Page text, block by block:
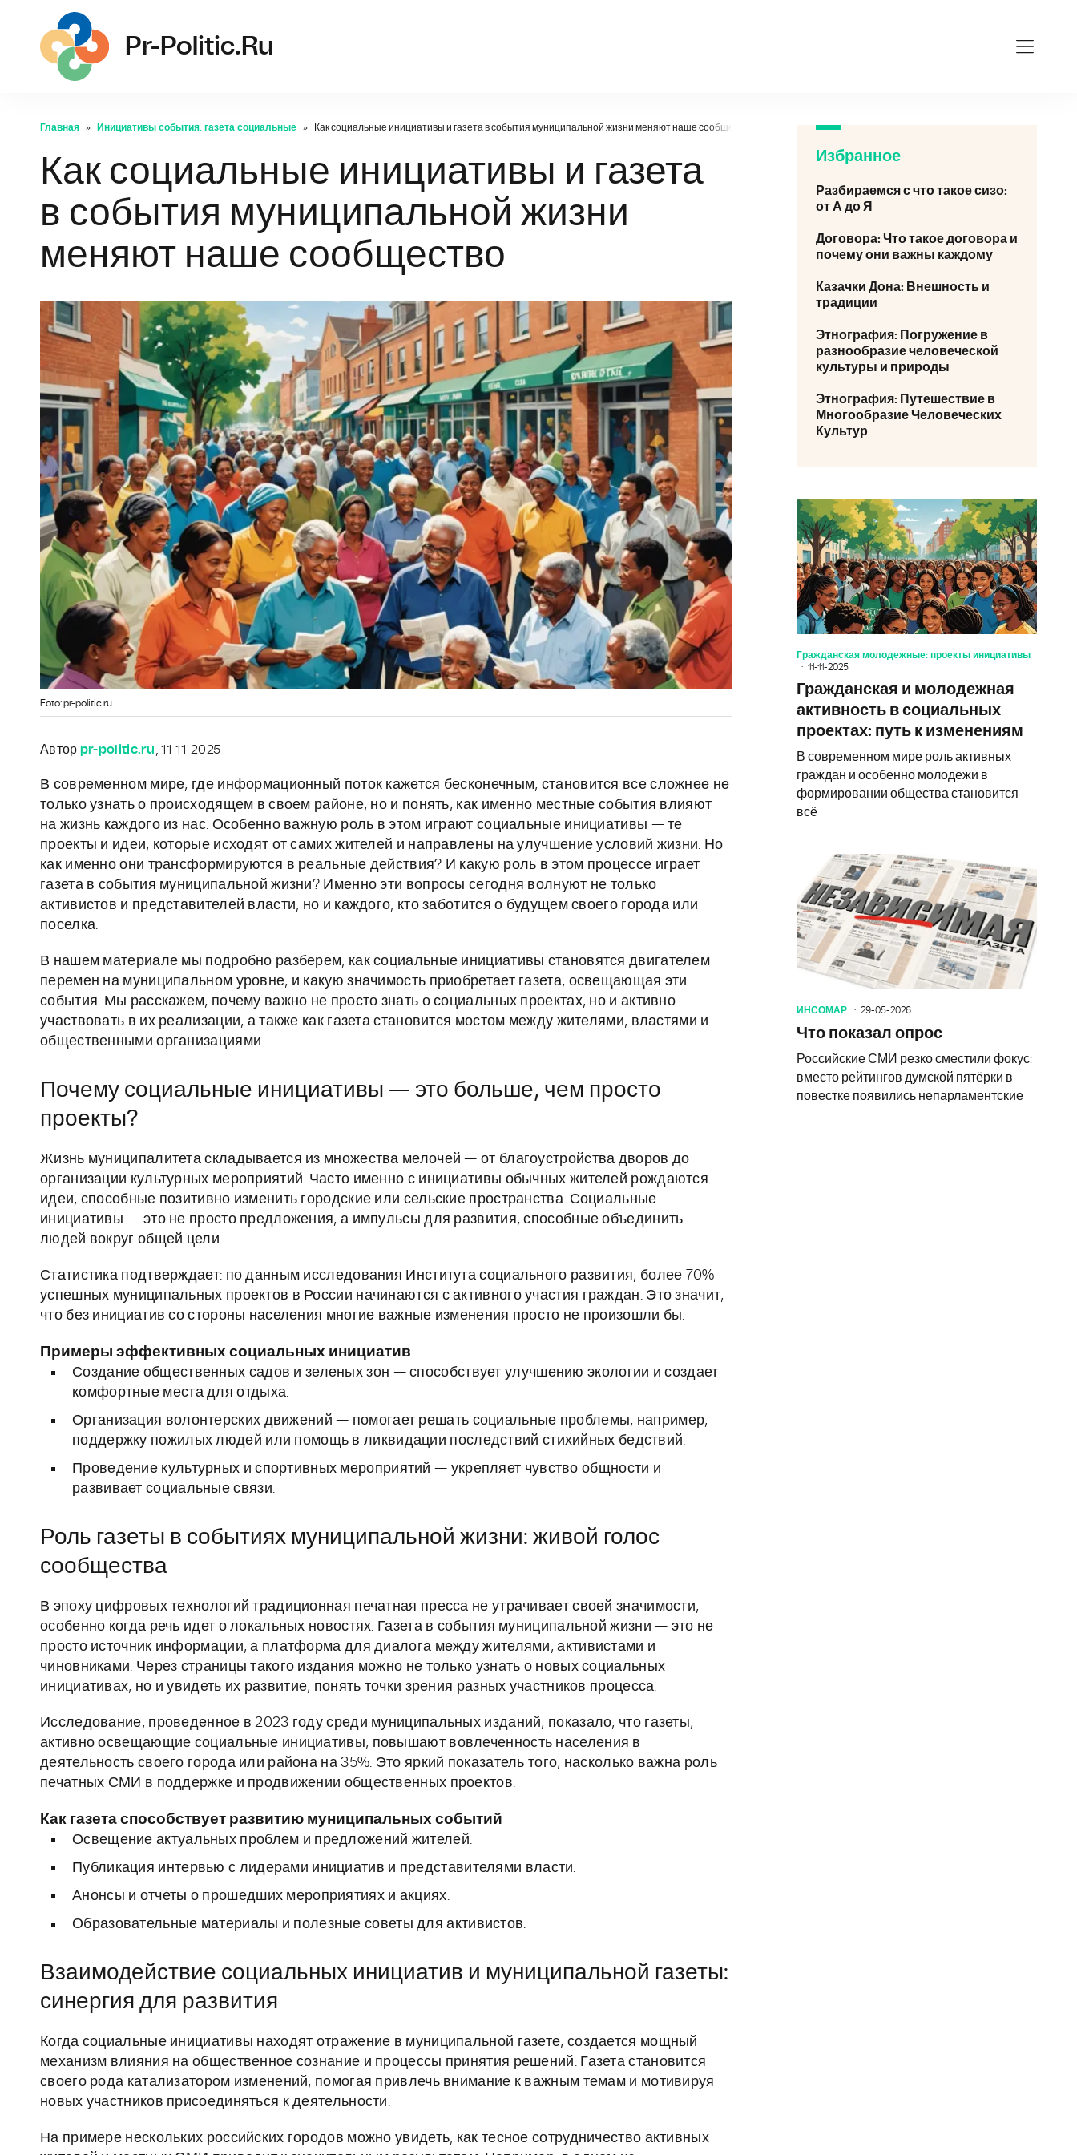
Pr-Politic.ru
Главная Инициативы события: газета социальные Как социальные инициативы и газета в события муниципальной жизни меняют наше сообщество
Как социальные инициативы и газета
в события муниципальной жизни
меняют наше сообщество
Foto: pr-politic.ru
Автор pr-politic.ru, 11-11-2025
В современном мире, где информационный поток кажется бесконечным, становится все сложнее не
только узнать о происходящем в своем районе, но и понять, как именно местные события влияют
на жизнь каждого из нас. Особенно важную роль в этом играют социальные инициативы — те
проекты и идеи, которые исходят от самих жителей и направлены на улучшение условий жизни. Но
как именно они трансформируются в реальные действия? И какую роль в этом процессе играет
газета в события муниципальной жизни? Именно эти вопросы сегодня волнуют не только
активистов и представителей власти, но и каждого, кто заботится о будущем своего города или
поселка.
В нашем материале мы подробно разберем, как социальные инициативы становятся двигателем
перемен на муниципальном уровне, и какую значимость приобретает газета, освещающая эти
события. Мы расскажем, почему важно не просто знать о социальных проектах, но и активно
участвовать в их реализации, а также как газета становится мостом между жителями, властями и
общественными организациями.
Почему социальные инициативы — это больше, чем просто
проекты?
Жизнь муниципалитета складывается из множества мелочей — от благоустройства дворов до
организации культурных мероприятий. Часто именно с инициативы обычных жителей рождаются
идеи, способные позитивно изменить городские или сельские пространства. Социальные
инициативы — это не просто предложения, а импульсы для развития, способные объединить
людей вокруг общей цели.
Статистика подтверждает: по данным исследования Института социального развития, более 70%
успешных муниципальных проектов в России начинаются с активного участия граждан. Это значит,
что без инициатив со стороны населения многие важные изменения просто не произошли бы.
Примеры эффективных социальных инициатив
Создание общественных садов и зеленых зон — способствует улучшению экологии и создает
комфортные места для отдыха.
Организация волонтерских движений — помогает решать социальные проблемы, например,
поддержку пожилых людей или помощь в ликвидации последствий стихийных бедствий.
Проведение культурных и спортивных мероприятий — укрепляет чувство общности и
развивает социальные связи.
Роль газеты в событиях муниципальной жизни: живой голос
сообщества
В эпоху цифровых технологий традиционная печатная пресса не утрачивает своей значимости,
особенно когда речь идет о локальных новостях. Газета в события муниципальной жизни — это не
просто источник информации, а платформа для диалога между жителями, активистами и
чиновниками. Через страницы такого издания можно не только узнать о новых социальных
инициативах, но и увидеть их развитие, понять точки зрения разных участников процесса.
Исследование, проведенное в 2023 году среди муниципальных изданий, показало, что газеты,
активно освещающие социальные инициативы, повышают вовлеченность населения в
деятельность своего города или района на 35%. Это яркий показатель того, насколько важна роль
печатных СМИ в поддержке и продвижении общественных проектов.
Как газета способствует развитию муниципальных событий
Освещение актуальных проблем и предложений жителей.
Публикация интервью с лидерами инициатив и представителями власти.
Анонсы и отчеты о прошедших мероприятиях и акциях.
Образовательные материалы и полезные советы для активистов.
Взаимодействие социальных инициатив и муниципальной газеты:
синергия для развития
Когда социальные инициативы находят отражение в муниципальной газете, создается мощный
механизм влияния на общественное сознание и процессы принятия решений. Газета становится
своего рода катализатором изменений, помогая привлечь внимание к важным темам и мотивируя
новых участников присоединяться к деятельности.
На примере нескольких российских городов можно увидеть, как тесное сотрудничество активных
Избранное
Разбираемся с что такое сизо:
от А до Я
Договора: Что такое договора и
почему они важны каждому
Казачки Дона: Внешность и
традиции
Этнография: Погружение в
разнообразие человеческой
культуры и природы
Этнография: Путешествие в
Многообразие Человеческих
Культур
Гражданская молодежные: проекты инициативы
11-11-2025
Гражданская и молодежная
активность в социальных
проектах: путь к изменениям
В современном мире роль активных
граждан и особенно молодежи в
формировании общества становится
всё
ИНСОМАР 29-05-2026
Что показал опрос
Российские СМИ резко сместили фокус:
вместо рейтингов думской пятёрки в
повестке появились непарламентские